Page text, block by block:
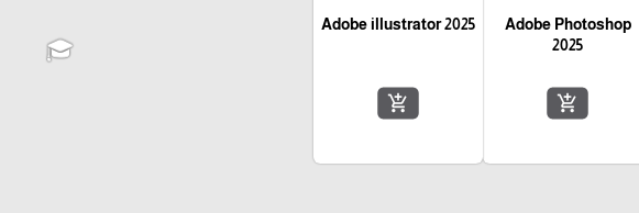
Adobe Photoshop
2025
add_shopping_cart
Adobe illustrator 2025
add_shopping_cart